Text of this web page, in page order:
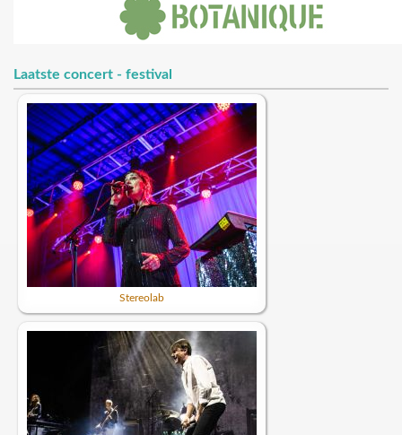
Laatste concert - festival
Stereolab